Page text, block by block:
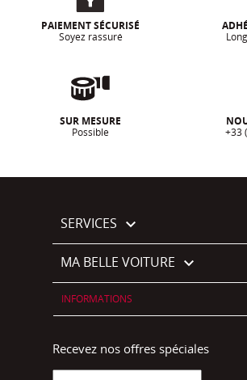
PAIEMENT SÉCURISÉ
Soyez rassuré
SUR MESURE
Possible
+33
SERVICES 
MA BELLE VOITURE 
INFORMATIONS
Recevez nos offres spéciales